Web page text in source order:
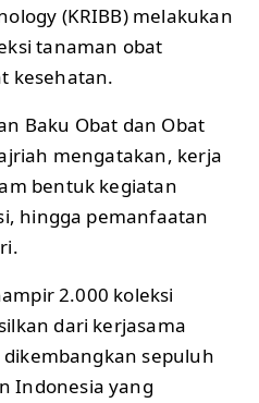
(KRIBB) melakukan
tanaman obat
kesehatan.
Baku Obat dan Obat
mengatakan, kerja
bentuk kegiatan
hingga pemanfaatan
2.000 koleksi
dari kerjasama
sepuluh
Indonesia yang